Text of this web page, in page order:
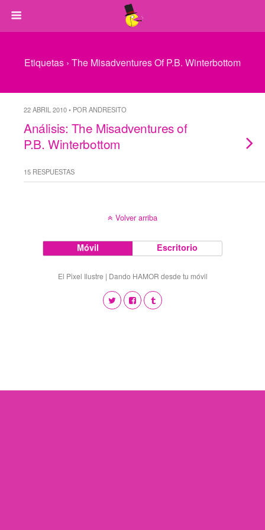
Etiquetas › The Misadventures Of P.b. Winterbottom
22 ABRIL 2010 • POR ANDRESITO
Análisis: The Misadventures of
P.B. Winterbottom
15 RESPUESTAS
Volver arriba
Móvil Escritorio
El Pixel Ilustre | Dando HAMOR desde tu móvil